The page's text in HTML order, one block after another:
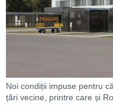
Noi condiții impuse pentru
țări vecine, printre care și